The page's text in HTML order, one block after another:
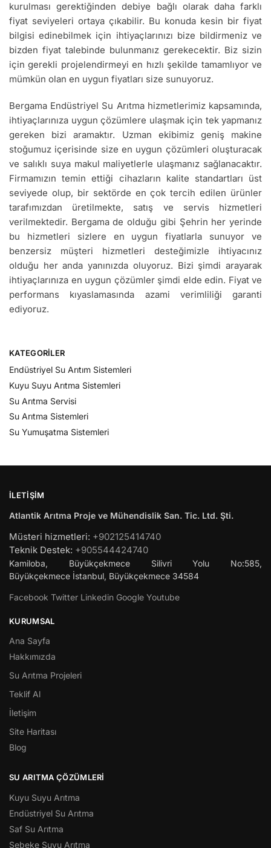
kurulması gerektiğinden debiye bağlı olarak daha farklı
fiyat seviyeleri ortaya çıkabilir. Bu konuda kesin bir fiyat
bilgisi edinebilmek için ihtiyaçlarınızı bize bildirmeniz ve
bizden fiyat talebinde bulunmanız gerekecektir. Biz sizin
için gerekli projelendirmeyi en hızlı şekilde tamamlıyor ve
mümkün olan en uygun fiyatları size sunuyoruz.
Bergama Endüstriyel Su Arıtma hizmetlerimiz kapsamında,
ihtiyaçlarınıza uygun çözümlere ulaşmak için tek yapmanız
gereken bizi aramaktır. Uzman ekibimiz geniş makine
stoğumuz içerisinde size en uygun çözümleri oluşturacak
ve salıklı suya makul maliyetlerle ulaşmanız sağlanacaktır.
Firmamızın temin ettiği cihazların kalite standartları üst
seviyede olup, bir sektörde en çok tercih edilen ürünler
tarafımızdan üretilmekte, satış ve servis hizmetleri
verilmektedir. Bergama de olduğu gibi Şehrin her yerinde
bu hizmetleri sizlere en uygun fiyatlarla sunuyor ve
benzersiz müşteri hizmetleri desteğimizle ihtiyacınız
olduğu her anda yanınızda oluyoruz. Bizi şimdi arayarak
ihtiyaçlarınıza en uygun çözümler şimdi elde edin. Fiyat ve
performans kıyaslamasında azami verimliliği garanti
ediyoruz.
KATEGORILER
Endüstriyel Su Arıtım Sistemleri
Kuyu Suyu Arıtma Sistemleri
Su Arıtma Servisi
Su Arıtma Sistemleri
Su Yumuşatma Sistemleri
İLETIŞIM
Atlantik Arıtma Proje ve Mühendislik San. Tic. Ltd. Şti.
Müsteri hizmetleri: +902125414740
Teknik Destek: +905544424740
Kamiloba, Büyükçekmece Silivri Yolu No:585,
Büyükçekmece İstanbul, Büyükçekmece 34584
Facebook Twitter Linkedin Google Youtube
KURUMSAL
Ana Sayfa
Hakkımızda
Su Arıtma Projeleri
Teklif Al
İletişim
Site Haritası
Blog
SU ARITMA ÇÖZÜMLERI
Kuyu Suyu Arıtma
Endüstriyel Su Arıtma
Saf Su Arıtma
Şebeke Suyu Arıtma